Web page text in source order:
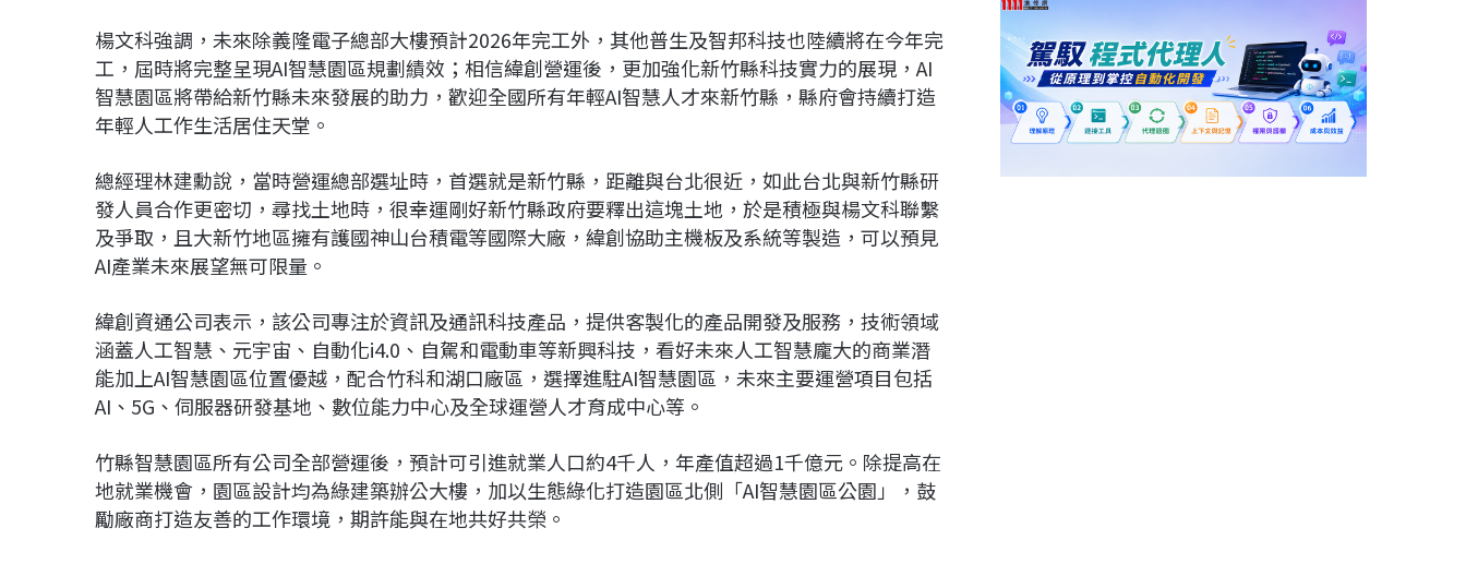
楊文科強調，未來除義隆電子總部大樓預計2026年完工外，其他普生及智邦科技也陸續將在今年完
工，屆時將完整呈現AI智慧園區規劃績效；相信緯創營運後，更加強化新竹縣科技實力的展現，AI
智慧園區將帶給新竹縣未來發展的助力，歡迎全國所有年輕AI智慧人才來新竹縣，縣府會持續打造
年輕人工作生活居住天堂。
總經理林建勳說，當時營運總部選址時，首選就是新竹縣，距離與台北很近，如此台北與新竹縣研
發人員合作更密切，尋找土地時，很幸運剛好新竹縣政府要釋出這塊土地，於是積極與楊文科聯繫
及爭取，且大新竹地區擁有護國神山台積電等國際大廠，緯創協助主機板及系統等製造，可以預見
AI產業未來展望無可限量。
緯創資通公司表示，該公司專注於資訊及通訊科技產品，提供客製化的產品開發及服務，技術領域
涵蓋人工智慧、元宇宙、自動化i4.0、自駕和電動車等新興科技，看好未來人工智慧龐大的商業潛
能加上AI智慧園區位置優越，配合竹科和湖口廠區，選擇進駐AI智慧園區，未來主要運營項目包括
AI、5G、伺服器研發基地、數位能力中心及全球運營人才育成中心等。
竹縣智慧園區所有公司全部營運後，預計可引進就業人口約4千人，年產值超過1千億元。除提高在
地就業機會，園區設計均為綠建築辦公大樓，加以生態綠化打造園區北側「AI智慧園區公園」，鼓
勵廠商打造友善的工作環境，期許能與在地共好共榮。